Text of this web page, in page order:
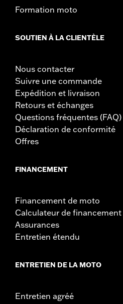
Formation moto
SOUTIEN À LA CLIENTÈLE
Nous contacter
Suivre une commande
Expédition et livraison
Retours et échanges
Questions fréquentes (FAQ)
Déclaration de conformité
Offres
FINANCEMENT
Financement de moto
Calculateur de financement
Assurances
Entretien étendu
ENTRETIEN DE LA MOTO
Entretien agréé